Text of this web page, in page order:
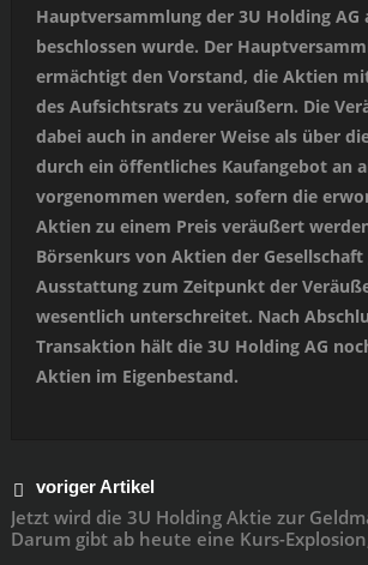
Hauptversammlung der 3U Holding AG
beschlossen wurde. Der
ermächtigt den Vorstand, die Aktien
des Aufsichtsrats zu veräußern. Die
dabei auch in anderer Weise als über
durch ein öffentliches Kaufangebot an
vorgenommen werden, sofern die
Aktien zu einem Preis veräußert
Börsenkurs von Aktien der Gesellschaft
Ausstattung zum Zeitpunkt der
wesentlich unterschreitet. Nach
Transaktion hält die 3U Holding AG
Aktien im Eigenbestand.
voriger Artikel
Jetzt wird die 3U Holding Aktie zur
Darum gibt ab heute eine Kurs-